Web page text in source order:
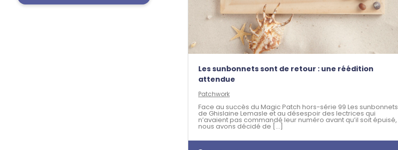
Les sunbonnets sont de retour : une réédition
attendue
Patchwork
Face au succès du Magic Patch hors-série 99 Les sunbonnets
de Ghislaine Lemasle et au désespoir des lectrices qui
n’avaient pas commandé leur numéro avant qu’il soit épuisé,
nous avons décidé de [...]